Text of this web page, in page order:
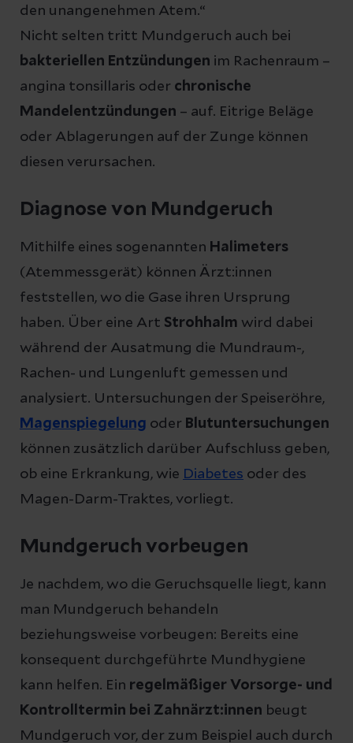
den unangenehmen Atem.“
Nicht selten tritt Mundgeruch auch bei
bakteriellen Entzündungen im Rachenraum –
angina tonsillaris oder chronische
Mandelentzündungen – auf. Eitrige Beläge
oder Ablagerungen auf der Zunge können
diesen verursachen.
Diagnose von Mundgeruch
Mithilfe eines sogenannten Halimeters
(Atemmessgerät) können Ärzt:innen
feststellen, wo die Gase ihren Ursprung
haben. Über eine Art Strohhalm wird dabei
während der Ausatmung die Mundraum-,
Rachen- und Lungenluft gemessen und
analysiert. Untersuchungen der Speiseröhre,
Magenspiegelung oder Blutuntersuchungen
können zusätzlich darüber Aufschluss geben,
ob eine Erkrankung, wie Diabetes oder des
Magen-Darm-Traktes, vorliegt.
Mundgeruch vorbeugen
Je nachdem, wo die Geruchsquelle liegt, kann
man Mundgeruch behandeln
beziehungsweise vorbeugen: Bereits eine
konsequent durchgeführte Mundhygiene
kann helfen. Ein regelmäßiger Vorsorge- und
Kontrolltermin bei Zahnärzt:innen beugt
Mundgeruch vor, der zum Beispiel auch durch